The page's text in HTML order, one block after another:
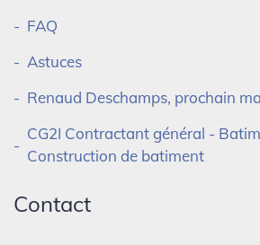
FAQ
Astuces
Renaud Deschamps, prochain
CG2I Contractant général -
Construction de batiment
Contact